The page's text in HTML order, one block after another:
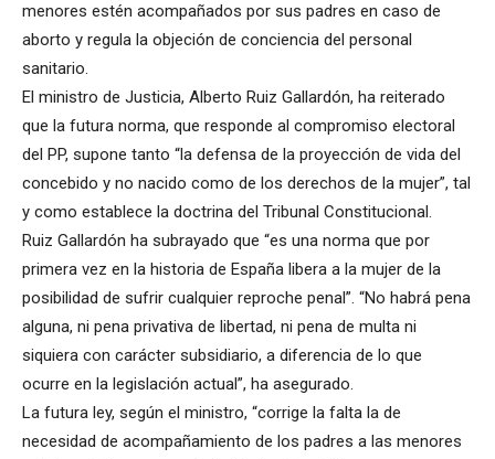
menores estén acompañados por sus padres en caso de
aborto y regula la objeción de conciencia del personal
sanitario.
El ministro de Justicia, Alberto Ruiz Gallardón, ha reiterado
que la futura norma, que responde al compromiso electoral
del PP, supone tanto “la defensa de la proyección de vida del
concebido y no nacido como de los derechos de la mujer”, tal
y como establece la doctrina del Tribunal Constitucional.
Ruiz Gallardón ha subrayado que “es una norma que por
primera vez en la historia de España libera a la mujer de la
posibilidad de sufrir cualquier reproche penal”. “No habrá pena
alguna, ni pena privativa de libertad, ni pena de multa ni
siquiera con carácter subsidiario, a diferencia de lo que
ocurre en la legislación actual”, ha asegurado.
La futura ley, según el ministro, “corrige la falta la de
necesidad de acompañamiento de los padres a las menores